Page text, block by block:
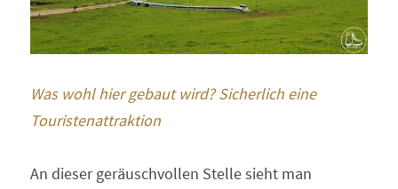
Was wohl hier gebaut wird? Sicherlich eine
Touristenattraktion
An dieser geräuschvollen Stelle sieht man